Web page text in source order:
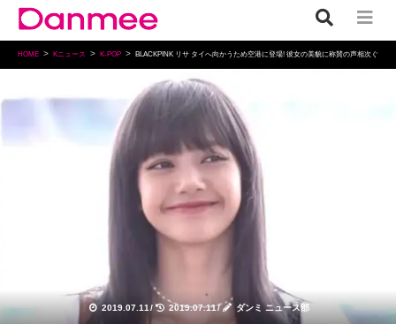
HOME Kニュース K-POP BLACKPINK リサ タイへ向かうため空港に登場! 彼女の美貌に称賛の声相次ぐ
2019.07.11 / 2019.07.11/ ダンミ ニュース部